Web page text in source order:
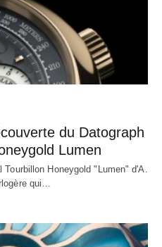
du Datograph
Lumen
Tourbillon Honeygold "Lumen" d'A.
qui…